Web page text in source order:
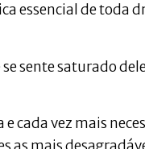
essencial de toda
sente saturado
cada vez mais